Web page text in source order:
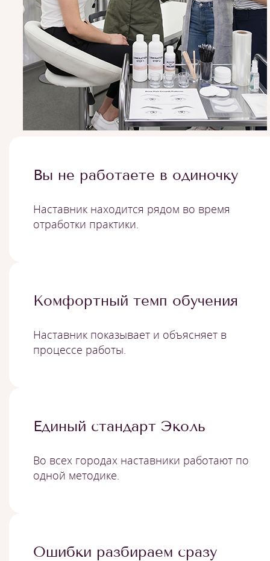
Вы не работаете в одиночку
Наставник находится рядом во время
отработки практики.
Комфортный темп обучения
Наставник показывает и объясняет в
процессе работы.
Единый стандарт Эколь
Во всех городах наставники работают по
одной методике.
Ошибки разбираем сразу